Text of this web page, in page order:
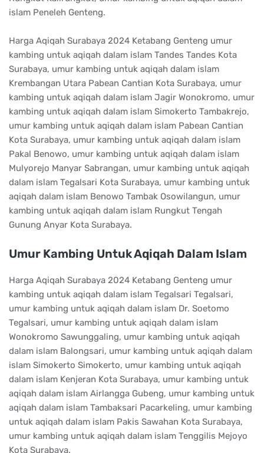
islam Peneleh Genteng.
Harga Aqiqah Surabaya 2024 Ketabang Genteng umur
kambing untuk aqiqah dalam islam Tandes Tandes Kota
Surabaya, umur kambing untuk aqiqah dalam islam
Krembangan Utara Pabean Cantian Kota Surabaya, umur
kambing untuk aqiqah dalam islam Jagir Wonokromo, umur
kambing untuk aqiqah dalam islam Simokerto Tambakrejo,
umur kambing untuk aqiqah dalam islam Pabean Cantian
Kota Surabaya, umur kambing untuk aqiqah dalam islam
Pakal Benowo, umur kambing untuk aqiqah dalam islam
Mulyorejo Manyar Sabrangan, umur kambing untuk aqiqah
dalam islam Tegalsari Kota Surabaya, umur kambing untuk
aqiqah dalam islam Benowo Tambak Osowilangun, umur
kambing untuk aqiqah dalam islam Rungkut Tengah
Gunung Anyar Kota Surabaya.
Umur Kambing Untuk Aqiqah Dalam Islam
Harga Aqiqah Surabaya 2024 Ketabang Genteng umur
kambing untuk aqiqah dalam islam Tegalsari Tegalsari,
umur kambing untuk aqiqah dalam islam Dr. Soetomo
Tegalsari, umur kambing untuk aqiqah dalam islam
Wonokromo Sawunggaling, umur kambing untuk aqiqah
dalam islam Balongsari, umur kambing untuk aqiqah dalam
islam Simokerto Simokerto, umur kambing untuk aqiqah
dalam islam Kenjeran Kota Surabaya, umur kambing untuk
aqiqah dalam islam Airlangga Gubeng, umur kambing untuk
aqiqah dalam islam Tambaksari Pacarkeling, umur kambing
untuk aqiqah dalam islam Pakis Sawahan Kota Surabaya,
umur kambing untuk aqiqah dalam islam Tenggilis Mejoyo
Kota Surabaya.